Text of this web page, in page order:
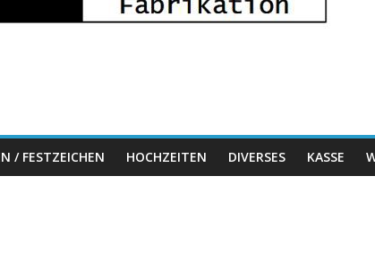
/ FESTZEICHEN HOCHZEITEN DIVERSES KASSE